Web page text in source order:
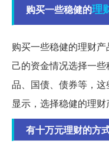
购买一些稳健的理
购买一些稳健的理财
己的资金情况选择一
品、国债、债券等，
显示，选择稳健的理财
有十万元理财的方